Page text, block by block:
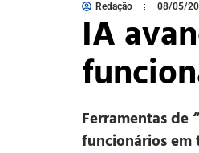
Redação 08/05/
IA
Ferramentas de
funcionários em